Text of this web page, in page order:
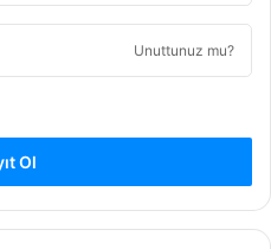
Unuttunuz mu?
Ol